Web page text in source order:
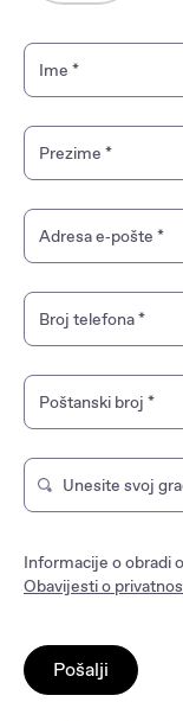
Ime *
Prezime *
Adresa e‑pošte *
Broj telefona*
Poštanski broj *
Upišite kako
Unesite svoj
Informacije o obradi
Obavijesti o
Pošalji